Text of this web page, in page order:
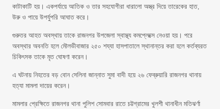
কাটাকাটি হয়। একপর্যায়ে আতিক ও তার সহযোগীরা ধারালো অস্ত্র দিয়ে তারেকের হাত,
উরু ও পায়ে উপর্যুপরি আঘাত করে।
গুরুতর আহত অবস্থায় তাকে রাজনগর উপজেলা স্বাস্থ্য কমপ্লেক্সে নেওয়া হয়। পরে
অবস্থার অবনতি হলে মৌলভীবাজার ২৫০ শয্যা হাসপাতালে স্থানান্তর করা হলে কর্তব্যরত
চিকিৎসক তাকে মৃত ঘোষণা করেন।
এ ঘটনায় নিহতের বড় বোন সেলিনা জান্নাত সুমা বাদী হয়ে ২৬ ফেব্রুয়ারি রাজনগর থানায়
হত্যা মামলা দায়ের করেন।
মামলার প্রেক্ষিতে রাজনগর থানা পুলিশ সোমবার রাতে চট্টগ্রামের খুলশী থানাধীন মতিঝর্ণা